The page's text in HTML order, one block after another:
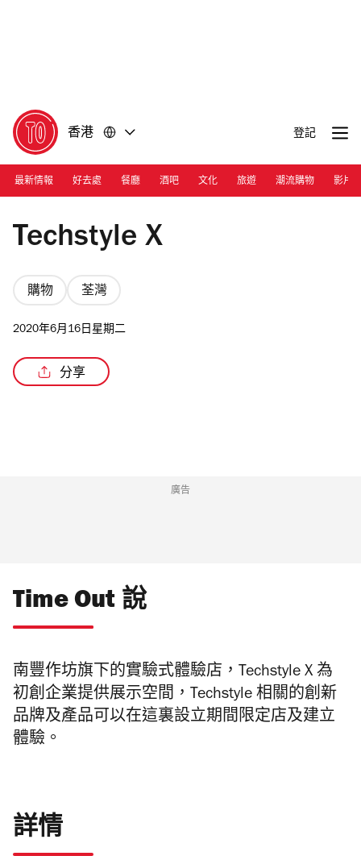
香港 登記
最新情報 好去處 餐廳 酒吧 文化 旅遊 潮流購物 影片
Photograph: Courtesy The Mills Fabrica
Techstyle X
購物 荃灣
2020年6月16日星期二
分享
廣告
Time Out 說
南豐作坊旗下的實驗式體驗店，Techstyle X 為
初創企業提供展示空間，Techstyle 相關的創新
品牌及產品可以在這裏設立期間限定店及建立
體驗。
詳情